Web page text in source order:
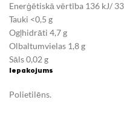
Enerģētiskā vērtība 136 kJ/
Tauki <0,5 g
Ogļhidrāti 4,7 g
Olbaltumvielas 1,8 g
Sāls 0,02 g
Iepakojums
Polietilēns.